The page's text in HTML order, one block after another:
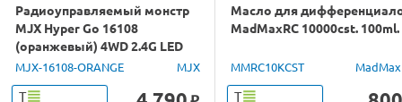
Радиоуправляемый монстр
MJX Hyper Go 16108
(оранжевый) 4WD 2.4G LED
1/16 RTR
MJX-16108-ORANGE MJX
Т
Масло для
MadMaxRC 10000cst. 100ml.
MMRC10KCST
Т